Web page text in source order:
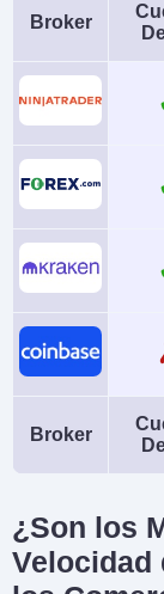
Broker
Broker
¿Son los
Velocidad